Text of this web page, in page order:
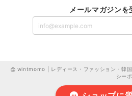
メールマガジンを
wintmomo | レディース・ファッション・韓
シー